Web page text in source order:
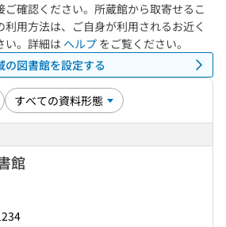
ご確認ください。所蔵館から取寄せるこ
用方法は、ご自身が利用されるお近く
い。詳細は ヘルプ をご覧ください。
の図書館を設定する
館